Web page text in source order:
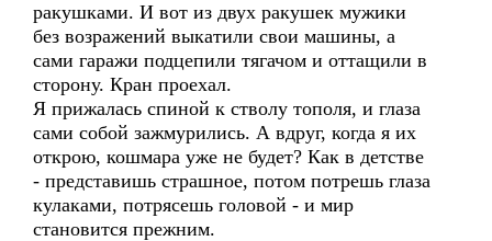
ракушками. И вот из двух ракушек мужики
без возражений выкатили свои машины, а
сами гаражи подцепили тягачом и оттащили в
сторону. Кран проехал.
Я прижалась спиной к стволу тополя, и глаза
сами собой зажмурились. А вдруг, когда я их
открою, кошмара уже не будет? Как в детстве
- представишь страшное, потом потрешь глаза
кулаками, потрясешь головой - и мир
становится прежним.